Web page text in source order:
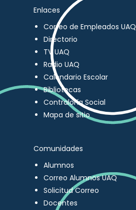
Enlaces
Correo de Empleados UAQ
Directorio
TV UAQ
Radio UAQ
Calendario Escolar
Bibliotecas
Contraloría Social
Mapa de sitio
Comunidades
Alumnos
Correo Alumnos UAQ
Solicitud Correo
Docentes